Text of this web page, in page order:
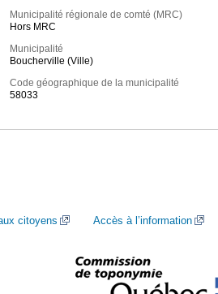
Municipalité régionale de comté (MRC)
Hors MRC
Municipalité
Boucherville (Ville)
Code géographique de la municipalité
58033
citoyens Accès à l’information